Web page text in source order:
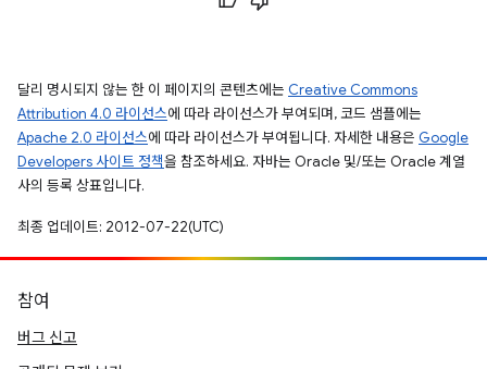
달리 명시되지 않는 한 이 페이지의 콘텐츠에는 Creative Commons
Attribution 4.0 라이선스에 따라 라이선스가 부여되며, 코드 샘플에는
Apache 2.0 라이선스에 따라 라이선스가 부여됩니다. 자세한 내용은 Google
Developers 사이트 정책을 참조하세요. 자바는 Oracle 및/또는 Oracle 계열
사의 등록 상표입니다.
최종 업데이트: 2012-07-22(UTC)
참여
버그 신고